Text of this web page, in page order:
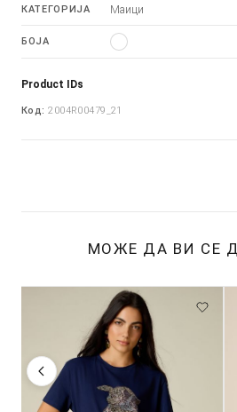
КАТЕГОРИЈА Маици
БОЈА
Product IDs
Код: 2004R00479_21
МОЖЕ ДА ВИ СЕ